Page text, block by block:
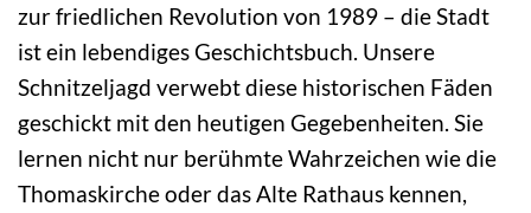
zur friedlichen Revolution von 1989 – die Stadt
ist ein lebendiges Geschichtsbuch. Unsere
Schnitzeljagd verwebt diese historischen Fäden
geschickt mit den heutigen Gegebenheiten. Sie
lernen nicht nur berühmte Wahrzeichen wie die
Thomaskirche oder das Alte Rathaus kennen,